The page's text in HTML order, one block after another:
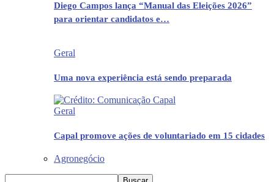
Diego Campos lança “Manual das Eleições 2026”
para orientar candidatos e…
Geral
Uma nova experiência está sendo preparada
Geral
Capal promove ações de voluntariado em 15 cidades
Agronegócio